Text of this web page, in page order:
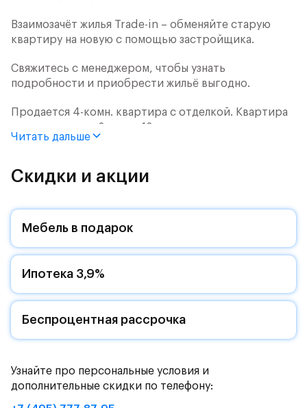
Взаимозачёт жилья Trade-in – обменяйте старую
квартиру на новую с помощью застройщика.
Свяжитесь с менеджером, чтобы узнать
подробности и приобрести жильё выгодно.
Продается 4-комн. квартира с отделкой. Квартира
расположена на 2 этаже 12 этажного монолитного
дома (Корпус 2.2, Секция 9) в ЖК «Пятницкие Луга»
Цена указана с учетом готовой отделки и кухни.
Жилой комплекс в городском округе
Солнечногорск, рядом с Захаринской поймой и
Митинским лесопарком.
Путь до МКАД на автомобиле займет - 15 минут по
Пятницкому шоссе: специально для жителей будет
обустроен собственный выезд на новую магистраль.
Дорога до метро «Пятницкое шоссе» займет 12
минут на автомобиле или полчаса на автобусе -
общественного транспорта.
Комфортные монолитные дома высотой 11-12 этажей
Читать дальше
Скидки и акции
Мебель в подарок
Ипотека 3,9%
Беспроцентная рассрочка
Узнайте про персональные условия и
дополнительные скидки по телефону: